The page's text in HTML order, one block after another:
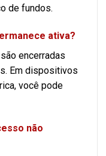
de fundos.
ativa?
encerradas
Em dispositivos
você pode
não